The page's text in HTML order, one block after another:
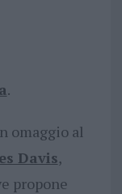
.
omaggio al
Davis,
propone